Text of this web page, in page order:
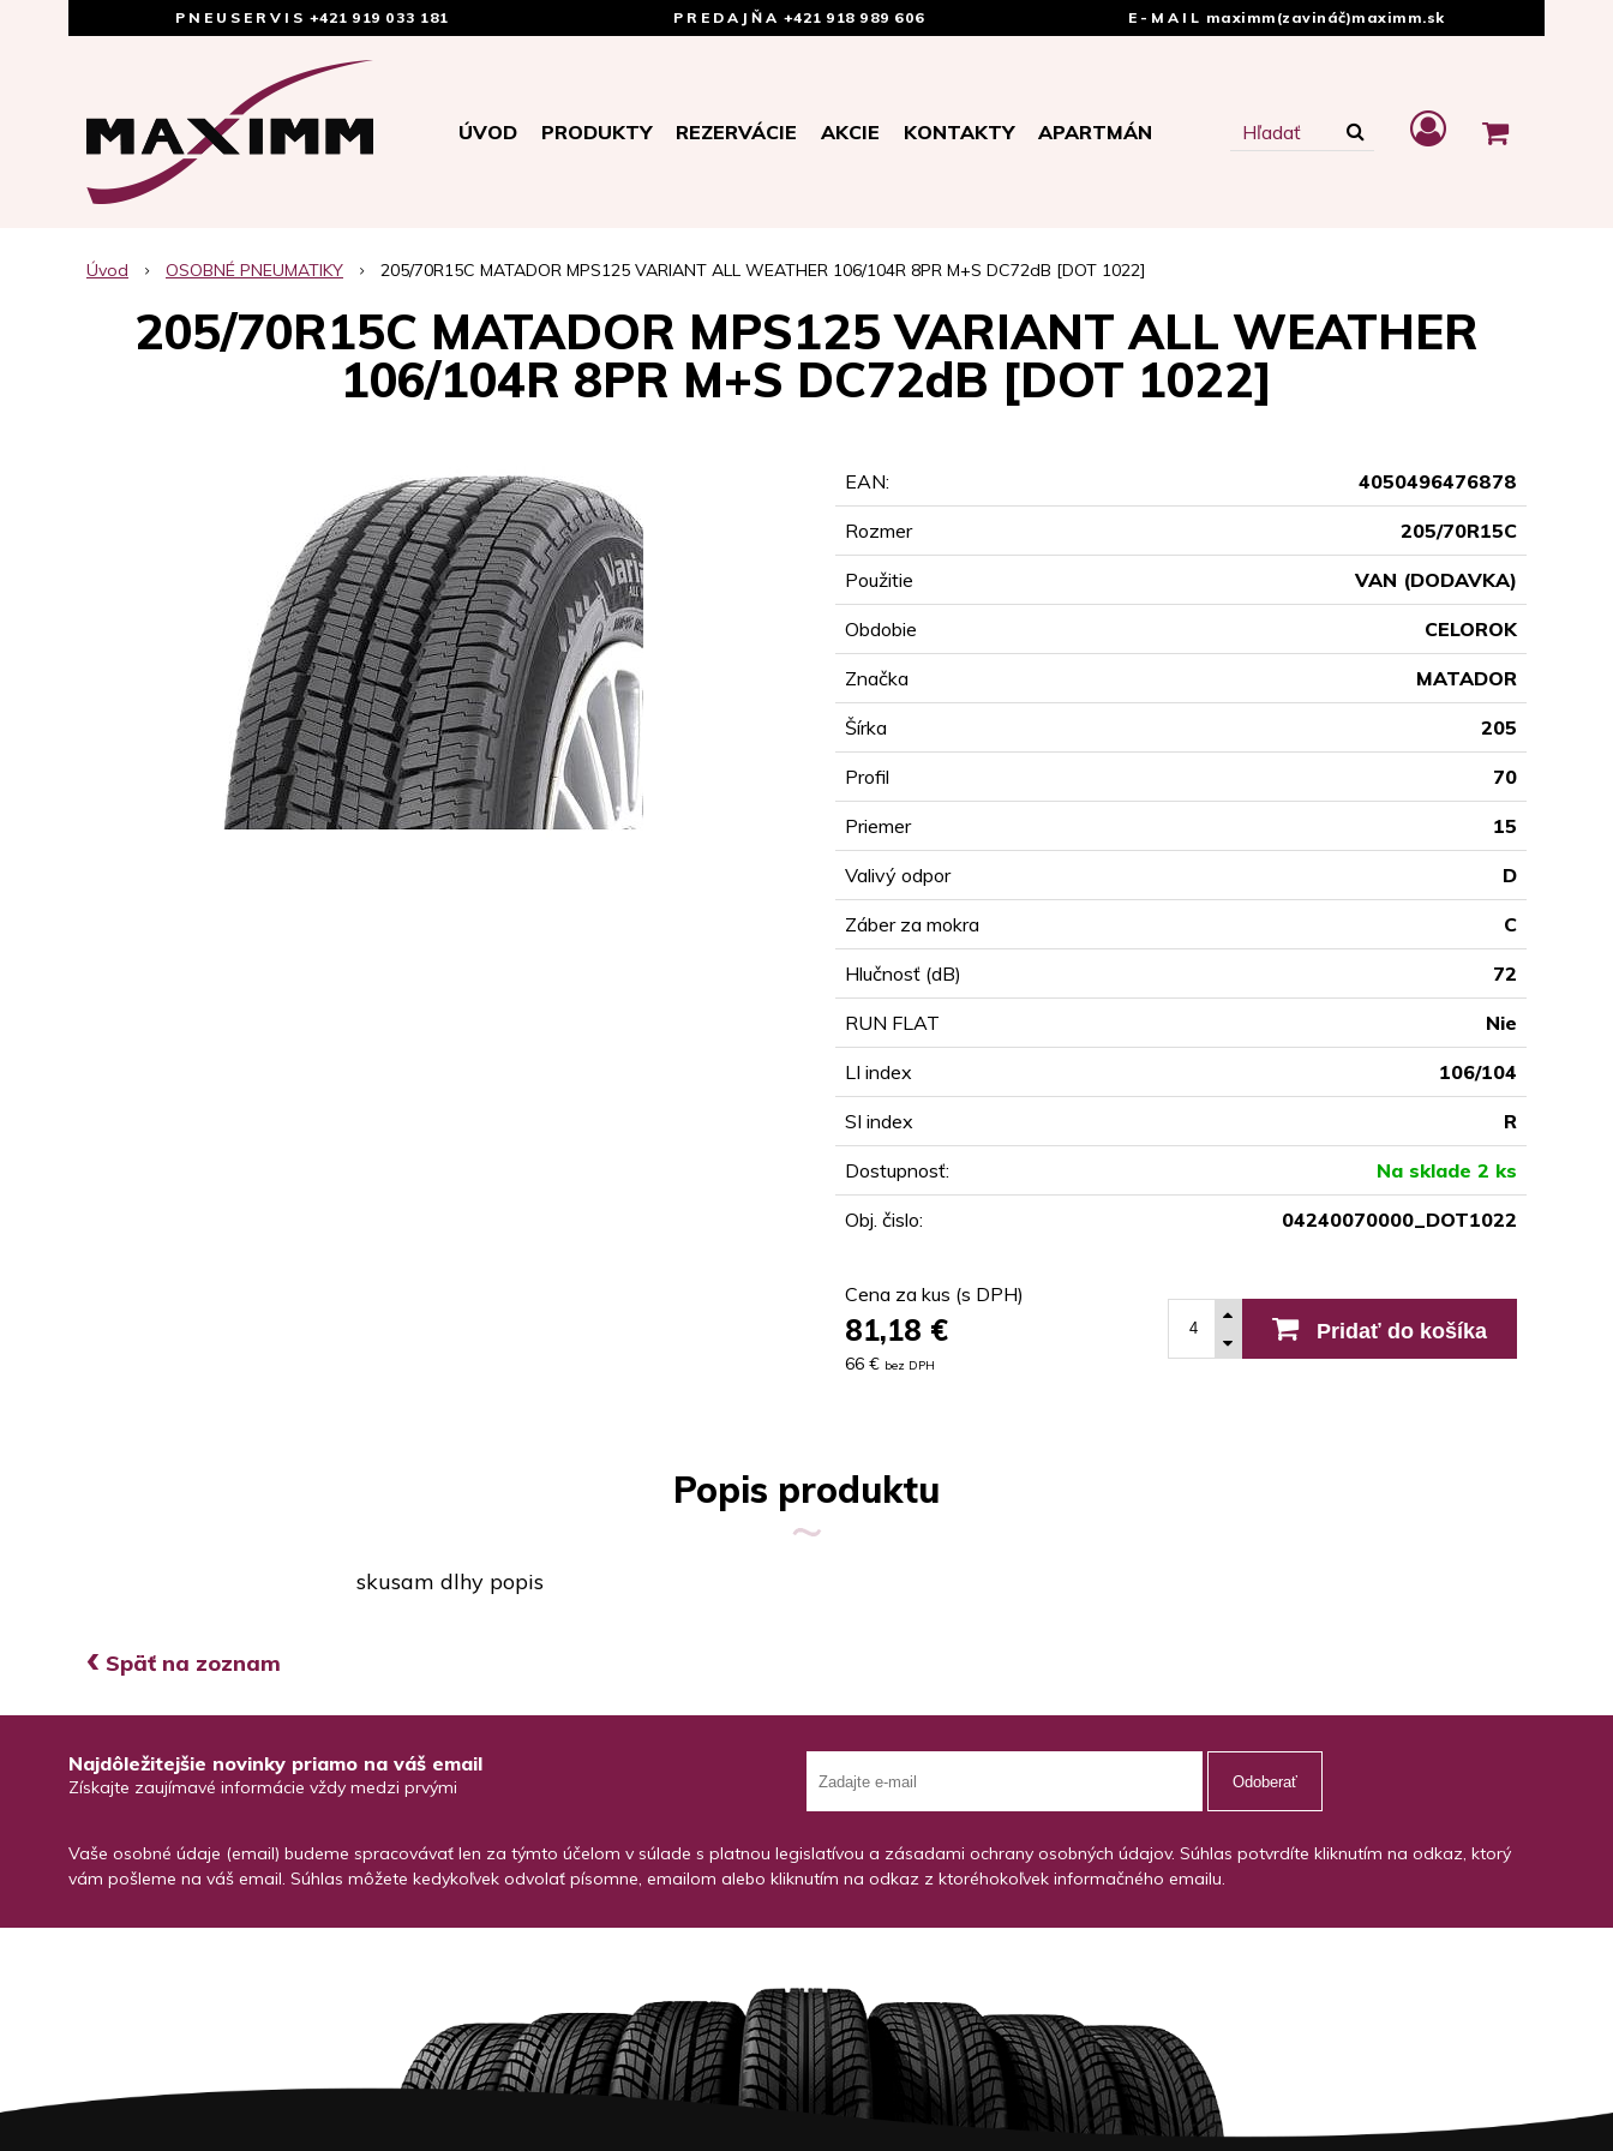
PNEUSERVIS +421 919 033 181 PREDAJŇA +421 918 989 606 E-MAIL maximm(zavináč)maximm.sk
ÚVOD PRODUKTY REZERVÁCIE AKCIE KONTAKTY APARTMÁN
Úvod OSOBNÉ PNEUMATIKY 205/70R15C MATADOR MPS125 VARIANT ALL WEATHER 106/104R 8PR M+S DC72dB [DOT 1022]
205/70R15C MATADOR MPS125 VARIANT ALL WEATHER
106/104R 8PR M+S DC72dB [DOT 1022]
EAN: 4050496476878
Rozmer 205/70R15C
Použitie VAN (DODAVKA)
Obdobie CELOROK
Značka MATADOR
Šírka 205
Profil 70
Priemer 15
Valivý odpor D
Záber za mokra C
Hlučnosť (dB) 72
RUN FLAT Nie
LI index 106/104
SI index R
Dostupnosť: Na sklade 2 ks
Obj. čislo: 04240070000_DOT1022
Cena za kus (s DPH)
81,18 €
66 € bez DPH
Pridať do košíka
Popis produktu
skusam dlhy popis
‹ Späť na zoznam
Najdôležitejšie novinky priamo na váš email
Získajte zaujímavé informácie vždy medzi prvými Odoberať
Vaše osobné údaje (email) budeme spracovávať len za týmto účelom v súlade s platnou legislatívou a zásadami ochrany osobných údajov. Súhlas potvrdíte kliknutím na odkaz, ktorý
vám pošleme na váš email. Súhlas môžete kedykoľvek odvolať písomne, emailom alebo kliknutím na odkaz z ktoréhokoľvek informačného emailu.